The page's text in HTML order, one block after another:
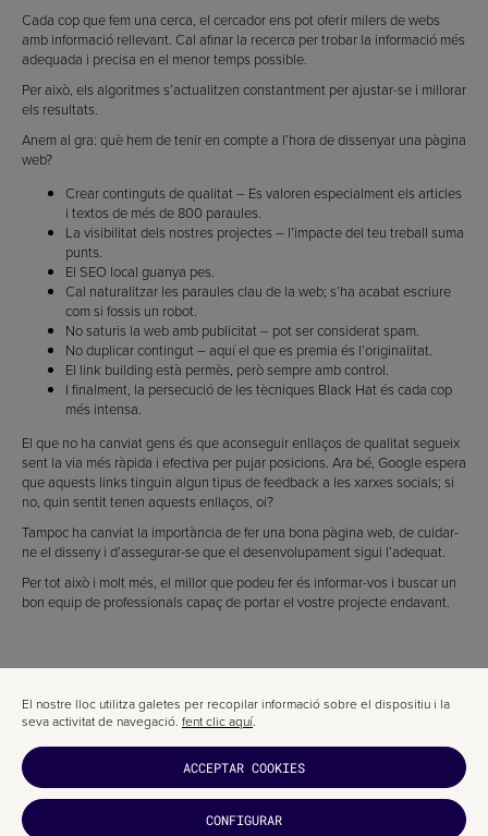
Cada cop que fem una cerca, el cercador ens pot oferir milers de webs
amb informació rellevant. Cal afinar la recerca per trobar la informació més
adequada i precisa en el menor temps possible.
Per això, els algoritmes s’actualitzen constantment per ajustar-se i millorar
els resultats.
Anem al gra: què hem de tenir en compte a l’hora de dissenyar una pàgina
web?
Crear continguts de qualitat – Es valoren especialment els articles
i textos de més de 800 paraules.
La visibilitat dels nostres projectes – l’impacte del teu treball suma
punts.
El SEO local guanya pes.
Cal naturalitzar les paraules clau de la web; s’ha acabat escriure
com si fossis un robot.
No saturis la web amb publicitat – pot ser considerat spam.
No duplicar contingut – aquí el que es premia és l’originalitat.
El link building està permès, però sempre amb control.
I finalment, la persecució de les tècniques Black Hat és cada cop
més intensa.
El que no ha canviat gens és que aconseguir enllaços de qualitat segueix
sent la via més ràpida i efectiva per pujar posicions. Ara bé, Google espera
que aquests links tinguin algun tipus de feedback a les xarxes socials; si
no, quin sentit tenen aquests enllaços, oi?
Tampoc ha canviat la importància de fer una bona pàgina web, de cuidar-
ne el disseny i d’assegurar-se que el desenvolupament sigui l’adequat.
Per tot això i molt més, el millor que podeu fer és informar-vos i buscar un
bon equip de professionals capaç de portar el vostre projecte endavant.
El nostre lloc utilitza galetes per recopilar informació sobre el dispositiu i la
seva activitat de navegació. fent clic aquí.
ACCEPTAR COOKIES
CONFIGURAR